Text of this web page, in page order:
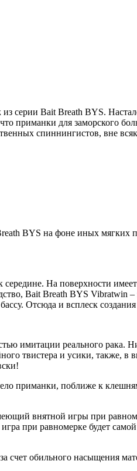
серии Bait Breath BYS.
приманки для заморского
спиннингистов, вне
BYS на фоне иных мягких
На поверхности
Bait Breath BYS
Отсюда и всплеск
имитации реального рака.
твистера и усики, также, в
приманки, поближе к
внятной игры при
при равномерке будет
обильного насыщения